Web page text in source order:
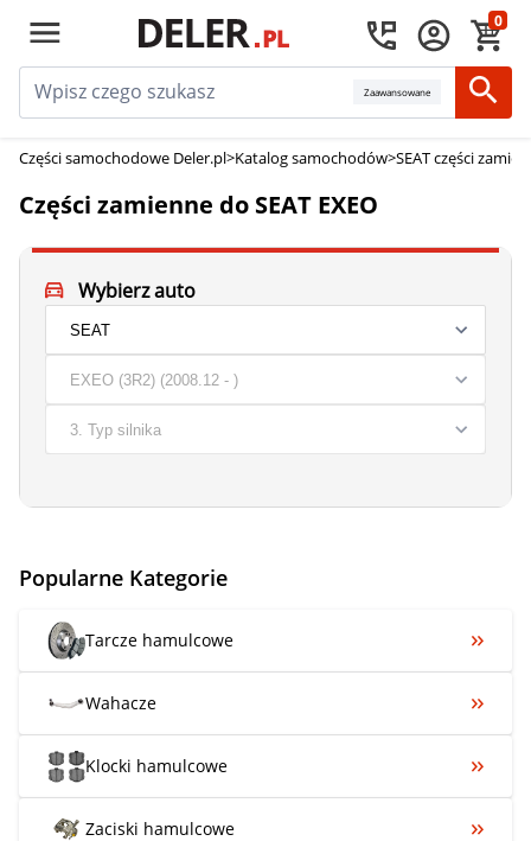
0
Zaawansowane
Części samochodowe Deler.pl>Katalog samochodów>SEAT części
Części zamienne do SEAT EXEO
Wybierz auto
Popularne Kategorie
Tarcze hamulcowe
Wahacze
Klocki hamulcowe
Zaciski hamulcowe